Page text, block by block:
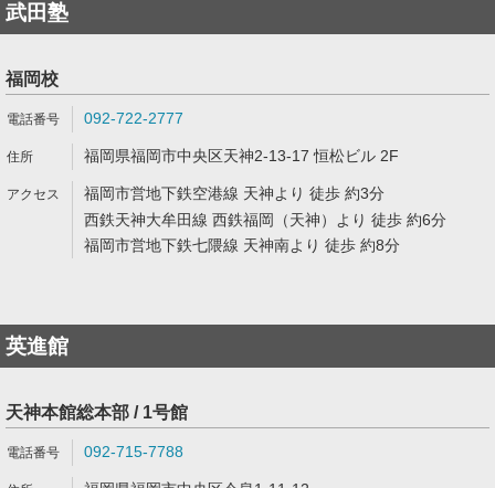
武田塾
福岡校
092-722-2777
福岡県福岡市中央区天神2-13-17 恒松ビル 2F
福岡市営地下鉄空港線 天神より 徒歩 約3分
西鉄天神大牟田線 西鉄福岡（天神）より 徒歩 約6分
福岡市営地下鉄七隈線 天神南より 徒歩 約8分
英進館
天神本館総本部 / 1号館
092-715-7788